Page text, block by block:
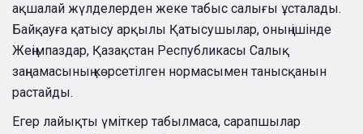
ақшалай жүлделерден жеке табыс салығы ұсталады.
Байқауға қатысу арқылы Қатысушылар, оның ішінде
Жеңімпаздар, Қазақстан Республикасы Салық
заңнамасының көрсетілген нормасымен танысқанын
растайды.
Егер лайықты үміткер табылмаса, сарапшылар